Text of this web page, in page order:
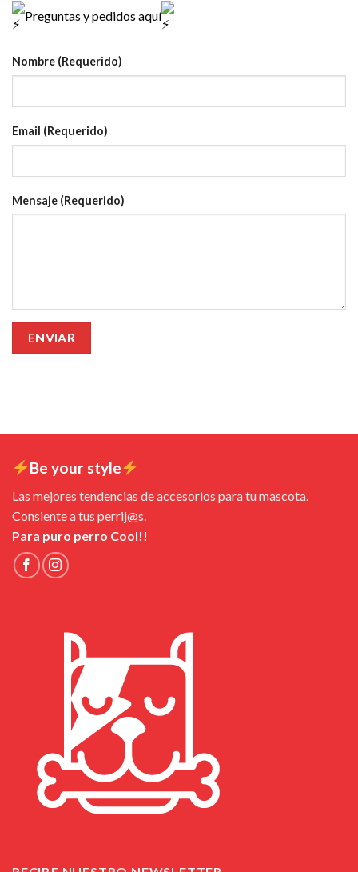
Preguntas y pedidos aquí
Nombre (Requerido)
Email (Requerido)
Mensaje (Requerido)
Be your style
Las mejores tendencias de accesorios para tu mascota.
Consiente a tus perrij@s.
Para puro perro Cool!!